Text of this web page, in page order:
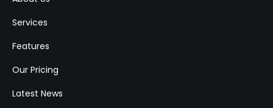
Services
Features
Our Pricing
Latest News